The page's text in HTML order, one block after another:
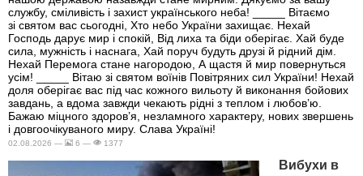
службу, сміливість і захист українського неба! _____ Вітаємо
зі святом вас сьогодні, Хто небо України захищає. Нехай
Господь дарує мир і спокій, Від лиха та біди оберігає. Хай буде
сила, мужність і наснага, Хай поруч будуть друзі й рідний дім.
Нехай Перемога стане нагородою, А щастя й мир повернуться
усім! _____ Вітаю зі святом воїнів Повітряних сил України! Нехай
доля оберігає вас під час кожного вильоту й виконання бойових
завдань, а вдома завжди чекають рідні з теплом і любов’ю.
Бажаю міцного здоров’я, незламного характеру, нових звершень
і довгоочікуваного миру. Слава Україні!
02.08.2026 — 6 — 1377
Вибухи в